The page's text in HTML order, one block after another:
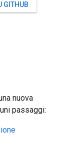
GITHUB
nuova
passaggi: